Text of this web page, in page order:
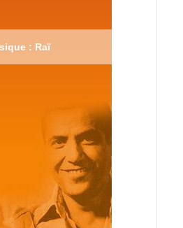
: Raï